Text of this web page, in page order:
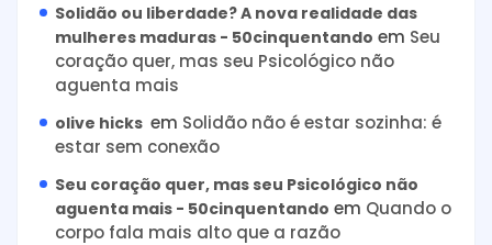
Solidão ou liberdade? A nova realidade das
mulheres maduras - 50cinquentando em Seu
coração quer, mas seu Psicológico não
aguenta mais
olive hicks em Solidão não é estar sozinha: é
estar sem conexão
Seu coração quer, mas seu Psicológico não
aguenta mais - 50cinquentando em Quando o
corpo fala mais alto que a razão